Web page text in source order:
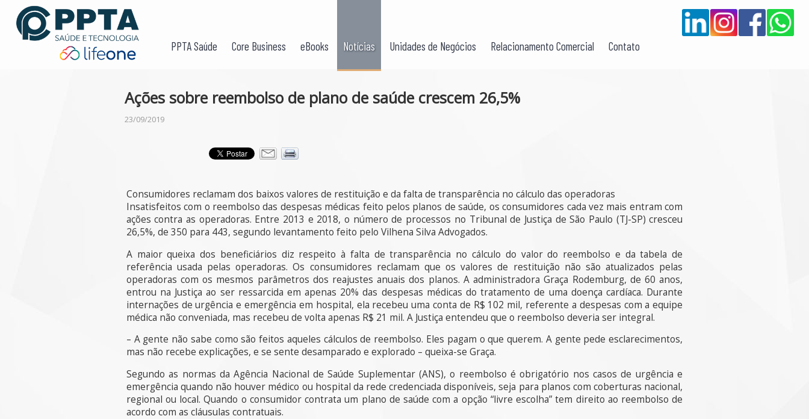
PPTA Saúde Core Business eBooks Notícias Unidades de Negócios Relacionamento Comercial Contato
Ações sobre reembolso de plano de saúde crescem 26,5%
23/09/2019
Consumidores reclamam dos baixos valores de restituição e da falta de transparência no cálculo das operadoras
Insatisfeitos com o reembolso das despesas médicas feito pelos planos de saúde, os consumidores cada vez mais entram com
ações contra as operadoras. Entre 2013 e 2018, o número de processos no Tribunal de Justiça de São Paulo (TJ-SP) cresceu
26,5%, de 350 para 443, segundo levantamento feito pelo Vilhena Silva Advogados.
A maior queixa dos beneficiários diz respeito à falta de transparência no cálculo do valor do reembolso e da tabela de
referência usada pelas operadoras. Os consumidores reclamam que os valores de restituição não são atualizados pelas
operadoras com os mesmos parâmetros dos reajustes anuais dos planos. A administradora Graça Rodemburg, de 60 anos,
entrou na Justiça ao ser ressarcida em apenas 20% das despesas médicas do tratamento de uma doença cardíaca. Durante
internações de urgência e emergência em hospital, ela recebeu uma conta de R$ 102 mil, referente a despesas com a equipe
médica não conveniada, mas recebeu de volta apenas R$ 21 mil. A Justiça entendeu que o reembolso deveria ser integral.
– A gente não sabe como são feitos aqueles cálculos de reembolso. Eles pagam o que querem. A gente pede esclarecimentos,
mas não recebe explicações, e se sente desamparado e explorado – queixa-se Graça.
Segundo as normas da Agência Nacional de Saúde Suplementar (ANS), o reembolso é obrigatório nos casos de urgência e
emergência quando não houver médico ou hospital da rede credenciada disponíveis, seja para planos com coberturas nacional,
regional ou local. Quando o consumidor contrata um plano de saúde com a opção “livre escolha” tem direito ao reembolso de
acordo com as cláusulas contratuais.